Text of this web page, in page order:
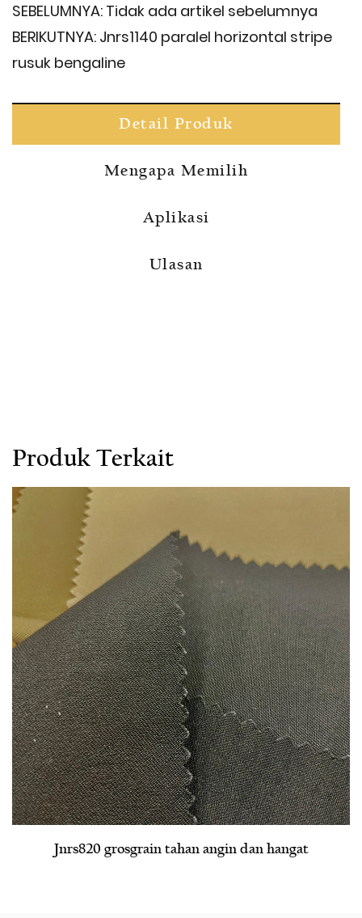
SEBELUMNYA: Tidak ada artikel sebelumnya
BERIKUTNYA: Jnrs1140 paralel horizontal stripe
rusuk bengaline
Detail Produk
Mengapa Memilih
Aplikasi
Ulasan
Produk Terkait
angin dan hangat Jnrs1140 paralel horizontal